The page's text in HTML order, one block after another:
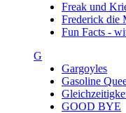
Freak und
Frederick die
Fun Facts -
G
Gargoyles
Gasoline
GOOD BYE